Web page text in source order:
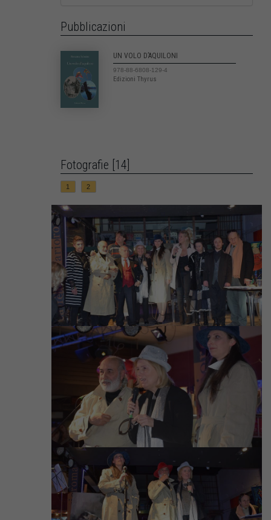
Pubblicazioni
UN VOLO D’AQUILONI
978-88-6808-129-4
Edizioni Thyrus
Fotografie [14]
1 2